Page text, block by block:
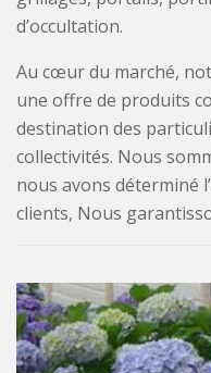
d’occultation.
Au cœur du marché,
une offre de produits
destination des
collectivités. Nous
nous avons déterminé
clients, Nous